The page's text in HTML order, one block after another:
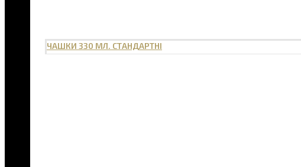
ЧАШКИ 330 МЛ. СТАНДАРТНІ